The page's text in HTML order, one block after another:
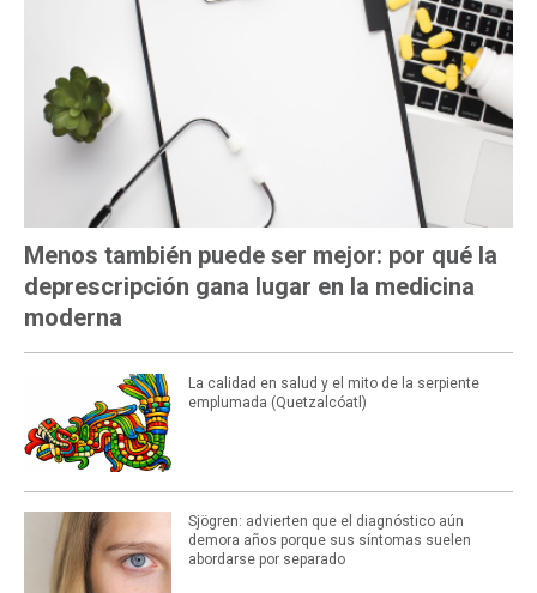
Menos también puede ser mejor: por qué la
deprescripción gana lugar en la medicina
moderna
La calidad en salud y el mito de la serpiente
emplumada (Quetzalcóatl)
Sjögren: advierten que el diagnóstico aún
demora años porque sus síntomas suelen
abordarse por separado